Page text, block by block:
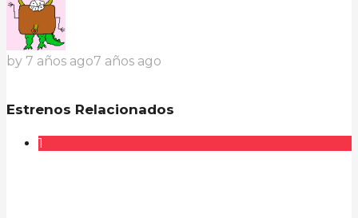
by 7 años ago7 años ago
Estrenos Relacionados
1